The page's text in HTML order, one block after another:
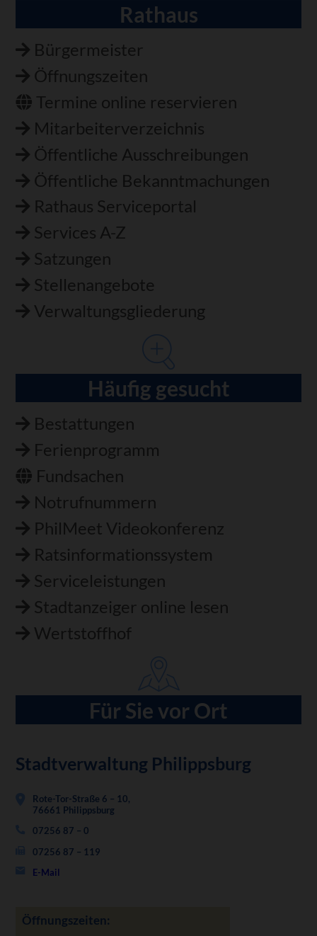
Rathaus
Bürgermeister
Öffnungszeiten
Termine online reservieren
Mitarbeiterverzeichnis
Öffentliche Ausschreibungen
Öffentliche Bekanntmachungen
Rathaus Serviceportal
Services A-Z
Satzungen
Stellenangebote
Verwaltungsgliederung
Häufig gesucht
Bestattungen
Ferienprogramm
Fundsachen
Notrufnummern
PhilMeet Videokonferenz
Ratsinformationssystem
Serviceleistungen
Stadtanzeiger online lesen
Wertstoffhof
Für Sie vor Ort
Stadtverwaltung Philippsburg
Rote-Tor-Straße 6 – 10,
76661 Philippsburg
07256 87 – 0
07256 87 – 119
E-Mail
Öffnungszeiten: